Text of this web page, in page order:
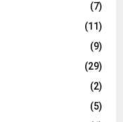
(7)
(11)
(9)
(29)
(2)
(5)